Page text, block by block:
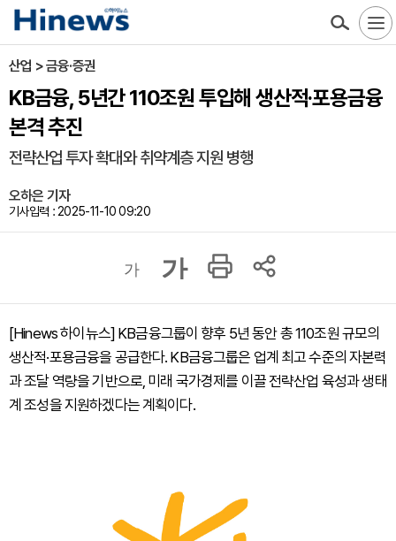
산업 > 금융·증권
KB금융, 5년간 110조원 투입해 생산적·포용금융
본격 추진
전략산업 투자 확대와 취약계층 지원 병행
오하은 기자
기사입력 : 2025-11-10 09:20
가 가
[Hinews 하이뉴스] KB금융그룹이 향후 5년 동안 총 110조원 규모의
생산적·포용금융을 공급한다. KB금융그룹은 업계 최고 수준의 자본력
과 조달 역량을 기반으로, 미래 국가경제를 이끌 전략산업 육성과 생태
계 조성을 지원하겠다는 계획이다.